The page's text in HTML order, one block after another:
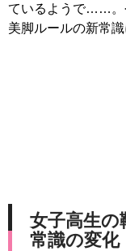
ているようで……。
美脚ルールの新常
女子高生の
常識の変化